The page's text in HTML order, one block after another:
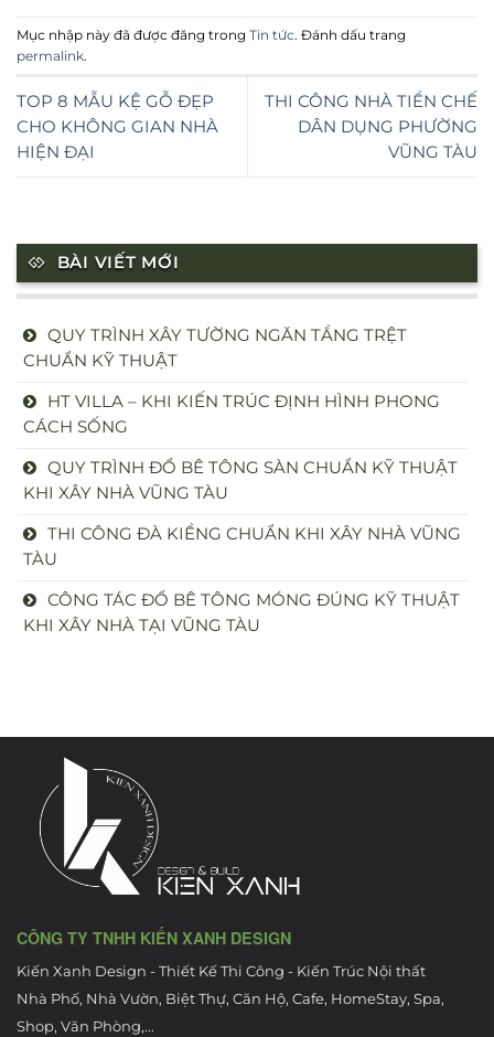
Mục nhập này đã được đăng trong Tin tức. Đánh dấu trang
permalink.
TOP 8 MẪU KỆ GỖ ĐẸP
CHO KHÔNG GIAN NHÀ
HIỆN ĐẠI
THI CÔNG NHÀ TIỀN CHẾ
DÂN DỤNG PHƯỜNG
VŨNG TÀU
BÀI VIẾT MỚI
QUY TRÌNH XÂY TƯỜNG NGĂN TẦNG TRỆT
CHUẨN KỸ THUẬT
HT VILLA – KHI KIẾN TRÚC ĐỊNH HÌNH PHONG
CÁCH SỐNG
QUY TRÌNH ĐỔ BÊ TÔNG SÀN CHUẨN KỸ THUẬT
KHI XÂY NHÀ VŨNG TÀU
THI CÔNG ĐÀ KIỀNG CHUẨN KHI XÂY NHÀ VŨNG
TÀU
CÔNG TÁC ĐỔ BÊ TÔNG MÓNG ĐÚNG KỸ THUẬT
KHI XÂY NHÀ TẠI VŨNG TÀU
CÔNG TY TNHH KIẾN XANH DESIGN
Kiến Xanh Design - Thiết Kế Thi Công - Kiến Trúc Nội thất
Nhà Phố, Nhà Vườn, Biệt Thự, Căn Hộ, Cafe, HomeStay, Spa,
Shop, Văn Phòng,...